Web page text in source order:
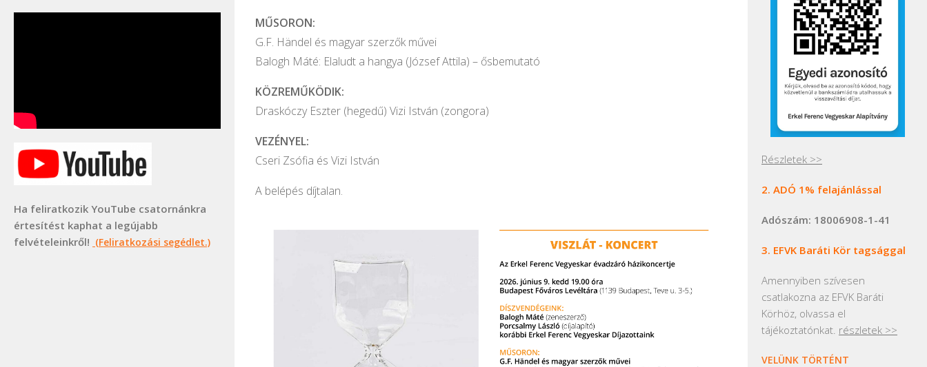
MŰSORON:
G.F. Händel és magyar szerzők művei
Balogh Máté: Elaludt a hangya (József Attila) – ősbemutató
KÖZREMŰKÖDIK:
Draskóczy Eszter (hegedű) Vizi István (zongora)
VEZÉNYEL:
Cseri Zsófia és Vizi István
A belépés díjtalan.
Ha feliratkozik YouTube csatornánkra
értesítést kaphat a legújabb
felvételeinkről! (Feliratkozási segédlet.)
Részletek >>
2. ADÓ 1% felajánlással
Adószám: 18006908-1-41
3. EFVK Baráti Kör tagsággal
Amennyiben szívesen
csatlakozna az EFVK Baráti
Körhöz, olvassa el
tájékoztatónkat. részletek >>
VELÜNK TÖRTÉNT